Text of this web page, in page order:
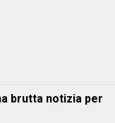
brutta notizia per